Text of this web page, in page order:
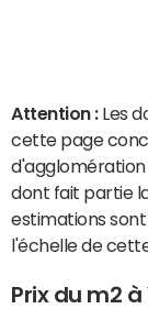
Attention : Les
cette page
d'agglomération
dont fait partie
estimations
l'échelle de
Prix du m2